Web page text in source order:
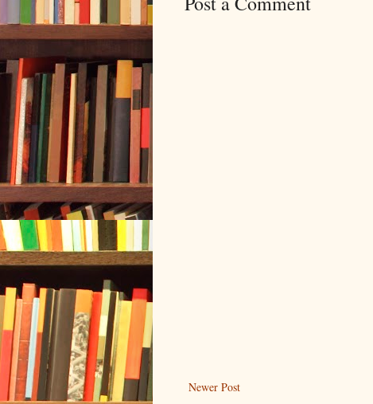
Newer Post